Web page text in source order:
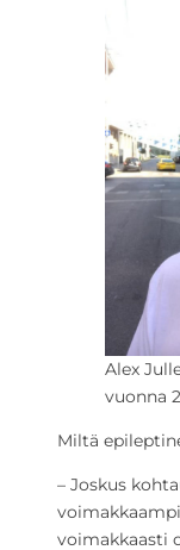
Alex
vuonna
Miltä
– Joskus
voimakkaasti